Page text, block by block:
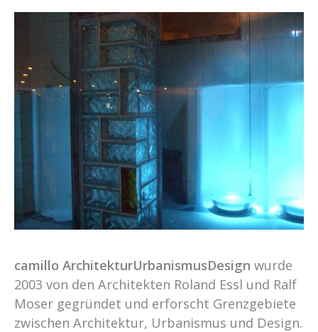
camillo ArchitekturUrbanismusDesign wurde
2003 von den Architekten Roland Essl und Ralf
Moser gegründet und erforscht Grenzgebiete
zwischen Architektur, Urbanismus und Design.